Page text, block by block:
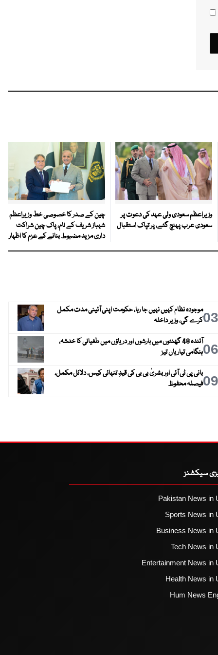
وزیراعظم سعودی ولی عہد کی دعوت پر
سعودی عرب پہنچ گئے، پر تپاک استقبال
چین کے صدر کا خصوصی خط وزیراعظم
شہباز شریف کے نام، پاک چین شراکت
داری مزید مضبوط بنانے کے عزم کا اظہار
03موجودہ نظام کہیں نہیں جا رہا، حکومت اپنی آئینی مدت مکمل
کرے گی، وزیر داخلہ
06
آئندہ 48 گھنٹوں میں بارشوں اور دریاؤں میں طغیانی کا خدشہ،
ہنگامی تیاریاں تیز
09بانی پی ٹی آئی اور بشریٰ بی بی کی قیدِ تنہائی کیس، دلائل مکمل،
فیصلہ محفوظ
سیکشنز
Pakistan News in
Sports News in
Business News in
Tech News in
Entertainment News in
Health News in
Hum News